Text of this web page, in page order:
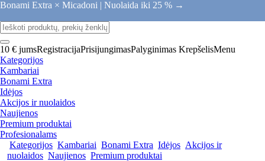
Bonami Extra × Micadoni | Nuolaida iki 25 % →
10 € jumsRegistracijaPrisijungimasPalyginimas KrepšelisMenu
Kategorijos
Kambariai
Bonami Extra
Idėjos
Akcijos ir nuolaidos
Naujienos
Premium produktai
Profesionalams
Kategorijos Kambariai Bonami Extra Idėjos Akcijos ir
nuolaidos Naujienos Premium produktai